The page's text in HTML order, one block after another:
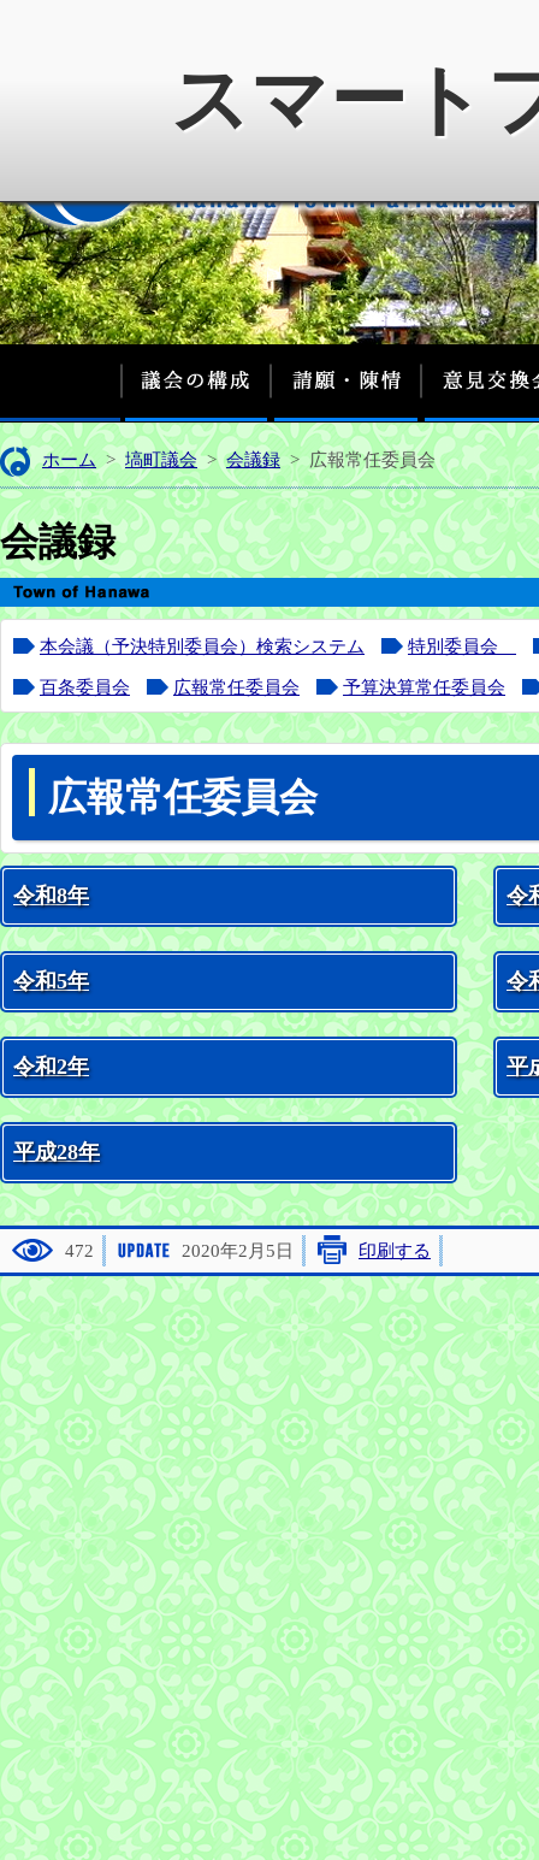
スマート
議会の構成 請願・陳情
ホーム > 塙町議会 > 会議録 > 広報常任委員会
会議録
本会議（予決特別委員会）検索システム 特別委員会
百条委員会 広報常任委員会 予算決算常任委員会
広報常任委員会
令和8年 令
令和5年 令
令和2年 平
平成28年
472 2020年2月5日 印刷する